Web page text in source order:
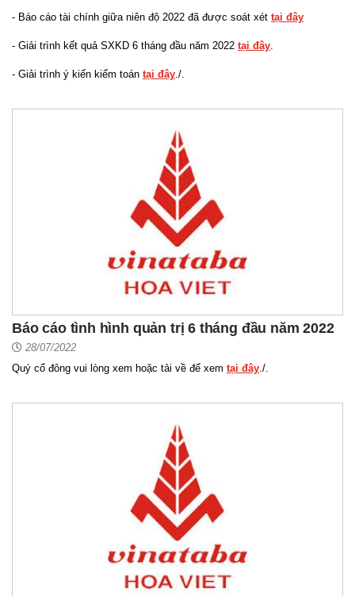
- Báo cáo tài chính giữa niên độ 2022 đã được soát xét tại đây
- Giải trình kết quả SXKD 6 tháng đầu năm 2022 tại đây
- Giải trình ý kiến kiểm toán tại đây ./.
Báo cáo tình hình quản trị 6 tháng đầu năm 2022
28/07/2022
Quý cổ đông vui lòng xem hoặc tải về để xem tại đây ./.